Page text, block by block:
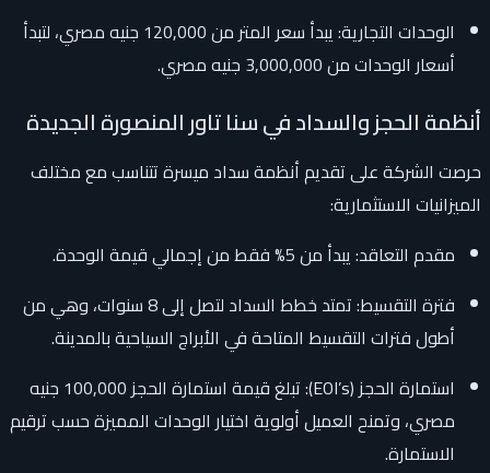
الوحدات التجارية: يبدأ سعر المتر من 120,000 جنيه مصري، لتبدأ
أسعار الوحدات من 3,000,000 جنيه مصري.
أنظمة الحجز والسداد في سنا تاور المنصورة الجديدة
حرصت الشركة على تقديم أنظمة سداد ميسرة تتناسب مع مختلف
الميزانيات الاستثمارية:
مقدم التعاقد: يبدأ من 5% فقط من إجمالي قيمة الوحدة.
فترة التقسيط: تمتد خطط السداد لتصل إلى 8 سنوات، وهي من
أطول فترات التقسيط المتاحة في الأبراج السياحية بالمدينة.
استمارة الحجز (EOI’s): تبلغ قيمة استمارة الحجز 100,000 جنيه
مصري، وتمنح العميل أولوية اختيار الوحدات المميزة حسب ترقيم
الاستمارة.